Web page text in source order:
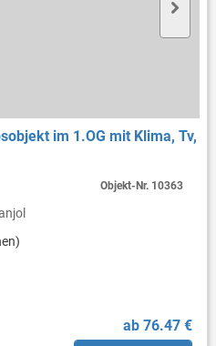
im 1.OG mit Klima, Tv,
ab 76.47 €
Objekt-Nr. 10363